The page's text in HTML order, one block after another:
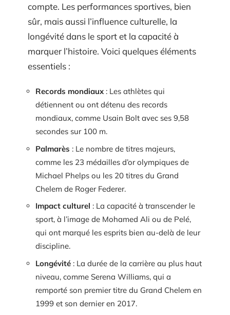
compte. Les performances sportives, bien
sûr, mais aussi l’influence culturelle, la
longévité dans le sport et la capacité à
marquer l’histoire. Voici quelques éléments
essentiels :
Records mondiaux : Les athlètes qui
détiennent ou ont détenu des records
mondiaux, comme Usain Bolt avec ses 9,58
secondes sur 100 m.
Palmarès : Le nombre de titres majeurs,
comme les 23 médailles d’or olympiques de
Michael Phelps ou les 20 titres du Grand
Chelem de Roger Federer.
Impact culturel : La capacité à transcender le
sport, à l’image de Mohamed Ali ou de Pelé,
qui ont marqué les esprits bien au-delà de leur
discipline.
Longévité : La durée de la carrière au plus haut
niveau, comme Serena Williams, qui a
remporté son premier titre du Grand Chelem en
1999 et son dernier en 2017.